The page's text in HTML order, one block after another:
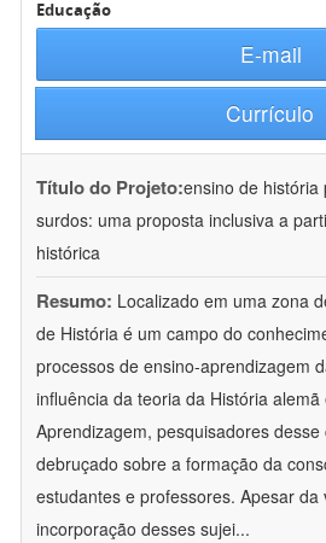
Educação
E-mail
Currículo
Título do Projeto:ensino de história
surdos: uma proposta inclusiva a
histórica
Resumo: Localizado em uma zona
de História é um campo do
processos de ensino-aprendizagem
influência da teoria da História
Aprendizagem, pesquisadores
debruçado sobre a formação da
estudantes e professores. Apesar da
incorporação desses sujei...